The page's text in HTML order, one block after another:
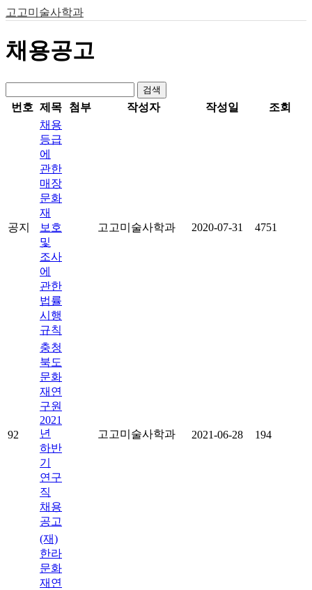
고고미술사학과
채용공고
검색
번호 제목 첨부 작성자 작성일 조회
공지
채용
등급
에
관한
매장
문화
재
보호
및
조사
에
관한
법률
시행
규칙
고고미술사학과 2020-07-31 4751
92
충청
북도
문화
재연
구원
2021
년
하반
기
연구
직
채용
공고
고고미술사학과 2021-06-28 194
(재)
한라
문화
재연